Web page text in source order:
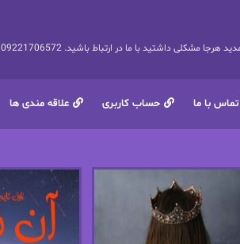
مشکلی داشتید با ما در ارتباط باشید. 09221706572
تماس با ما حساب کاربری علاقه مندی ها